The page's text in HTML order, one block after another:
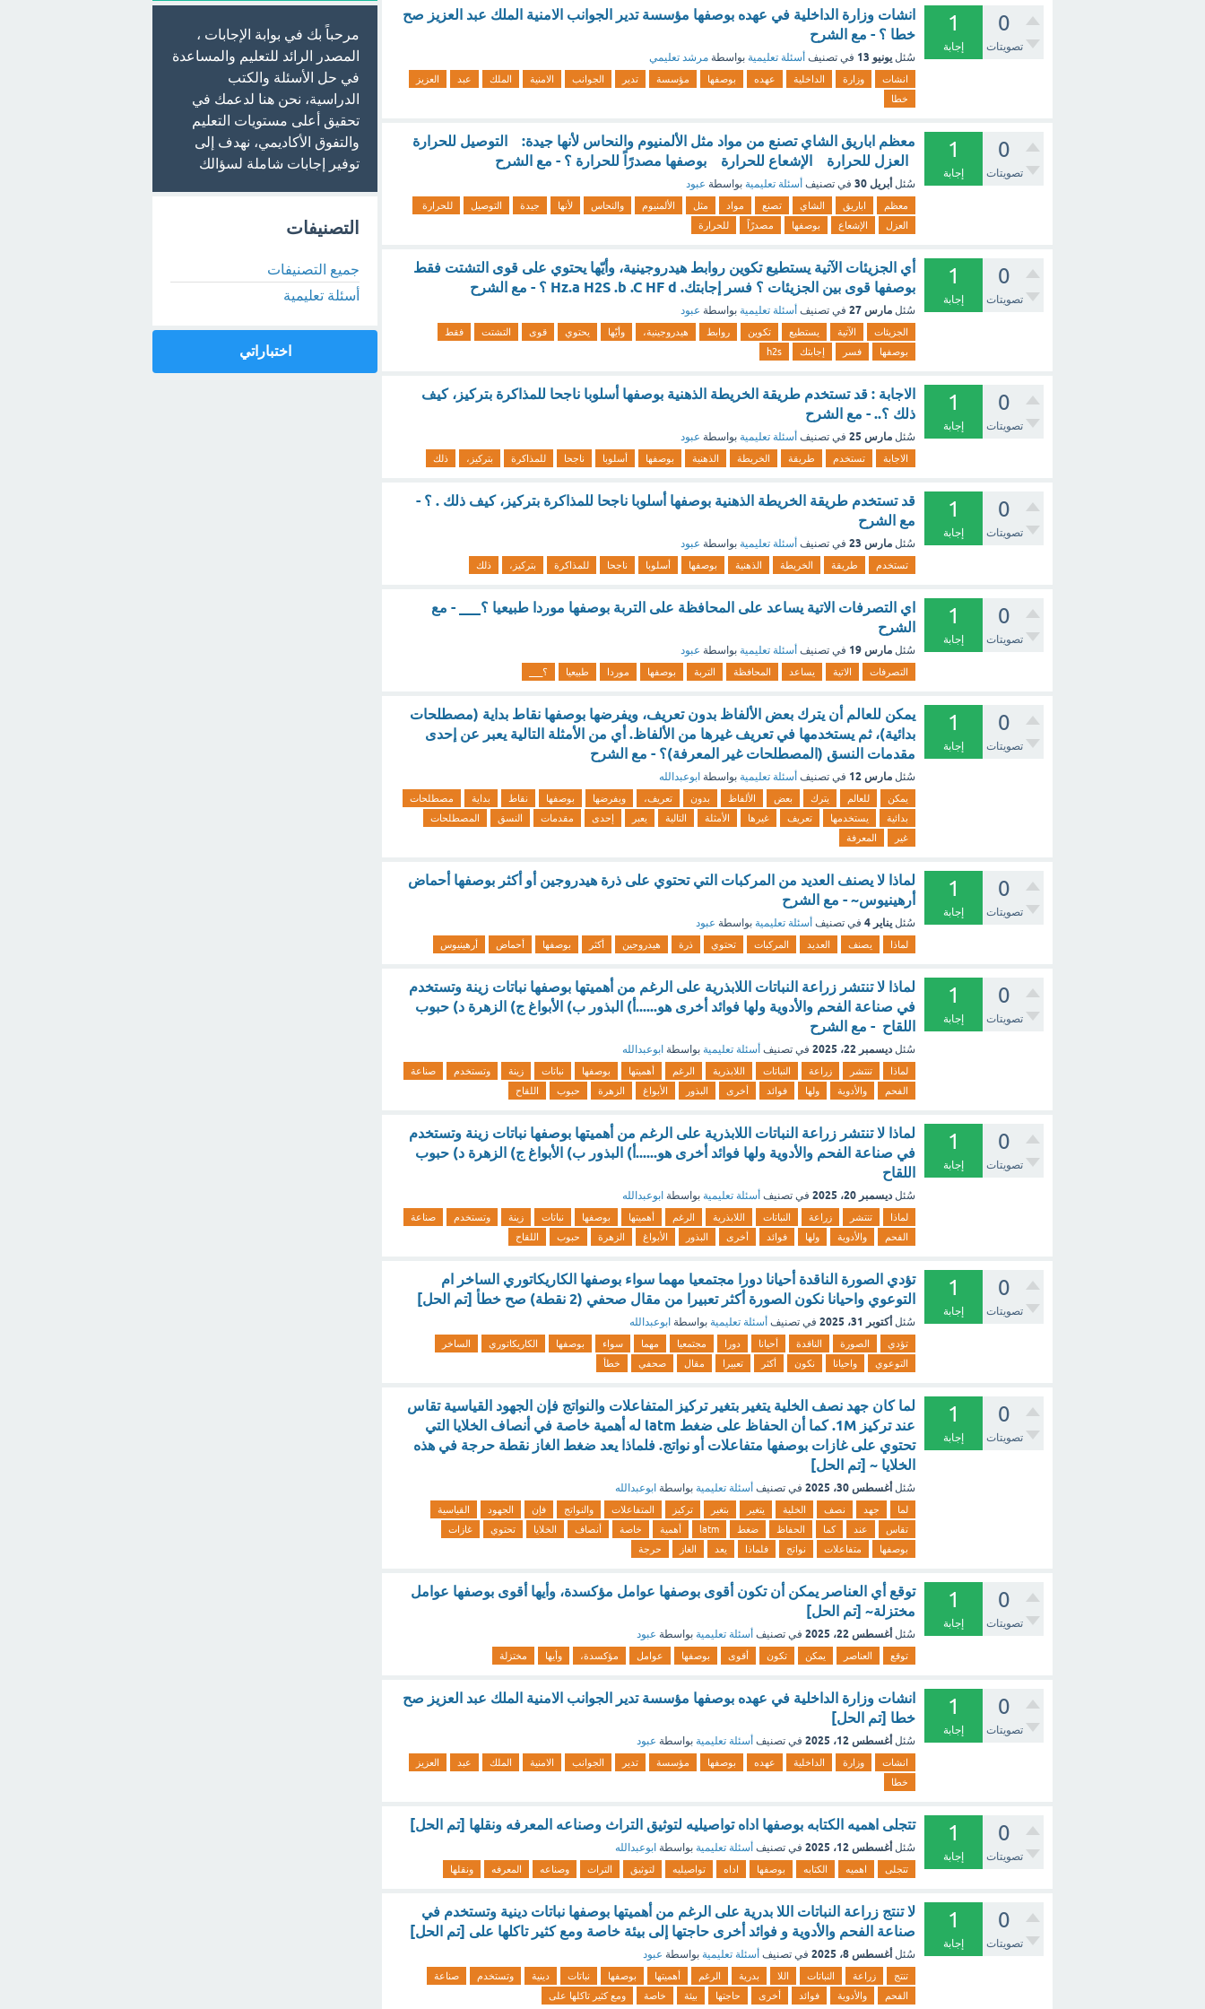
0
تصويتات
1
إجابة
انشات وزارة الداخلية في عهده بوصفها مؤسسة تدير الجوانب الامنية الملك عبد العزيز صح
خطا ؟ - مع الشرح
سُئل يونيو 13 في تصنيف أسئلة تعليمية بواسطة مرشد تعليمي
انشات وزارة الداخلية عهده بوصفها مؤسسة تدير الجوانب الامنية الملك عبد
العزيز
خطا
0
تصويتات
1
إجابة
معظم اباريق الشاي تصنع من مواد مثل الألمنيوم والنحاس لأنها جيدة: التوصيل للحرارة
العزل للحرارة الإشعاع للحرارة بوصفها مصدرًاً للحرارة ؟ - مع الشرح
سُئل أبريل 30 في تصنيف أسئلة تعليمية بواسطة عبود
معظم اباريق الشاي تصنع مواد مثل الألمنيوم والنحاس لأنها جيدة التوصيل
للحرارة
العزل
الإشعاع بوصفها مصدرًاً للحرارة
0
تصويتات
1
إجابة
أي الجزيئات الآتية يستطيع تكوين روابط هيدروجينية، وأيّها يحتوي على قوى التشتت فقط
بوصفها قوى بين الجزيئات ؟ فسر إجابتك. Hz.a H2S .b .C HF d ؟ - مع الشرح
سُئل مارس 27 في تصنيف أسئلة تعليمية بواسطة عبود
الجزيئات الآتية يستطيع تكوين روابط هيدروجينية، وأيّها يحتوي قوى التشتت
فقط
بوصفها
فسر إجابتك h2s
0
تصويتات
1
إجابة
الاجابة : قد تستخدم طريقة الخريطة الذهنية بوصفها أسلوبا ناجحا للمذاكرة بتركيز، كيف
ذلك ؟.. - مع الشرح
سُئل مارس 25 في تصنيف أسئلة تعليمية بواسطة عبود
الاجابة تستخدم طريقة الخريطة الذهنية بوصفها أسلوبا ناجحا للمذاكرة بتركيز، ذلك
0
تصويتات
1
إجابة
قد تستخدم طريقة الخريطة الذهنية بوصفها أسلوبا ناجحا للمذاكرة بتركيز، كيف ذلك . ؟ -
مع الشرح
سُئل مارس 23 في تصنيف أسئلة تعليمية بواسطة عبود
تستخدم طريقة الخريطة الذهنية بوصفها أسلوبا ناجحا للمذاكرة بتركيز، ذلك
0
تصويتات
1
إجابة
اي التصرفات الاتية يساعد على المحافظة على التربة بوصفها موردا طبيعيا ؟___ - مع
الشرح
سُئل مارس 19 في تصنيف أسئلة تعليمية بواسطة عبود
التصرفات الاتية يساعد المحافظة التربة بوصفها موردا طبيعيا ؟___
0
تصويتات
1
إجابة
يمكن للعالم أن يترك بعض الألفاظ بدون تعريف، ويفرضها بوصفها نقاط بداية (مصطلحات
بدائية)، ثم يستخدمها في تعريف غيرها من الألفاظ. أي من الأمثلة التالية يعبر عن إحدى
مقدمات النسق (المصطلحات غير المعرفة)؟ - مع الشرح
سُئل مارس 12 في تصنيف أسئلة تعليمية بواسطة ابوعبدالله
يمكن للعالم يترك بعض الألفاظ بدون تعريف، ويفرضها بوصفها نقاط بداية
مصطلحات
بدائية
يستخدمها تعريف غيرها الأمثلة التالية يعبر إحدى مقدمات النسق
المصطلحات
غير
المعرفة
0
تصويتات
1
إجابة
لماذا لا يصنف العديد من المركبات التي تحتوي على ذرة هيدروجين أو أكثر بوصفها أحماض
أرهينيوس~ - مع الشرح
سُئل يناير 4 في تصنيف أسئلة تعليمية بواسطة عبود
لماذا يصنف العديد المركبات تحتوي ذرة هيدروجين أكثر بوصفها أحماض أرهينيوس
0
تصويتات
1
إجابة
لماذا لا تنتشر زراعة النباتات اللابذرية على الرغم من أهميتها بوصفها نباتات زينة وتستخدم
في صناعة الفحم والأدوية ولها فوائد أخرى هو......أ) البذور ب) الأبواغ ج) الزهرة د) حبوب
اللقاح ‏ - مع الشرح
سُئل ديسمبر 22، 2025 في تصنيف أسئلة تعليمية بواسطة ابوعبدالله
لماذا تنتشر زراعة النباتات اللابذرية الرغم أهميتها بوصفها نباتات زينة وتستخدم
صناعة
الفحم
والأدوية ولها فوائد أخرى البذور الأبواغ الزهرة حبوب اللقاح
0
تصويتات
1
إجابة
لماذا لا تنتشر زراعة النباتات اللابذرية على الرغم من أهميتها بوصفها نباتات زينة وتستخدم
في صناعة الفحم والأدوية ولها فوائد أخرى هو......أ) البذور ب) الأبواغ ج) الزهرة د) حبوب
اللقاح ‏
سُئل ديسمبر 20، 2025 في تصنيف أسئلة تعليمية بواسطة ابوعبدالله
لماذا تنتشر زراعة النباتات اللابذرية الرغم أهميتها بوصفها نباتات زينة وتستخدم
صناعة
الفحم
والأدوية ولها فوائد أخرى البذور الأبواغ الزهرة حبوب اللقاح
0
تصويتات
1
إجابة
تؤدي الصورة الناقدة أحيانا دورا مجتمعيا مهما سواء بوصفها الكاريكاتوري الساخر ام
التوعوي واحيانا نكون الصورة أكثر تعبيرا من مقال صحفي (2 نقطة) صح خطأ [تم الحل]
سُئل أكتوبر 31، 2025 في تصنيف أسئلة تعليمية بواسطة ابوعبدالله
تؤدي الصورة الناقدة أحيانا دورا مجتمعيا مهما سواء بوصفها الكاريكاتوري
الساخر
التوعوي
واحيانا نكون أكثر تعبيرا مقال صحفي خطأ
0
تصويتات
1
إجابة
لما كان جهد نصف الخلية يتغير بتغير تركيز المتفاعلات والنواتج فإن الجهود القياسية تقاس
عند تركيز 1M. كما أن الحفاظ على ضغط latm له أهمية خاصة في أنصاف الخلايا التي
تحتوي على غازات بوصفها متفاعلات أو نواتج. فلماذا يعد ضغط الغاز نقطة حرجة في هذه
الخلايا ~ [تم الحل]
سُئل أغسطس 30، 2025 في تصنيف أسئلة تعليمية بواسطة ابوعبدالله
لما جهد نصف الخلية يتغير بتغير تركيز المتفاعلات والنواتج فإن الجهود
القياسية
تقاس
عند كما الحفاظ ضغط latm أهمية خاصة أنصاف الخلايا تحتوي
غازات
بوصفها
متفاعلات نواتج فلماذا يعد الغاز حرجة
0
تصويتات
1
إجابة
توقع أي العناصر يمكن أن تكون أقوى بوصفها عوامل مؤكسدة، وأيها أقوى بوصفها عوامل
مختزلة~ [تم الحل]
سُئل أغسطس 22، 2025 في تصنيف أسئلة تعليمية بواسطة عبود
توقع العناصر يمكن تكون أقوى بوصفها عوامل مؤكسدة، وأيها مختزلة
0
تصويتات
1
إجابة
انشات وزارة الداخلية في عهده بوصفها مؤسسة تدير الجوانب الامنية الملك عبد العزيز صح
خطا [تم الحل]
سُئل أغسطس 12، 2025 في تصنيف أسئلة تعليمية بواسطة عبود
انشات وزارة الداخلية عهده بوصفها مؤسسة تدير الجوانب الامنية الملك عبد
العزيز
خطا
0
تصويتات
1
إجابة
تتجلى اهميه الكتابه بوصفها اداه تواصيليه لتوثيق التراث وصناعه المعرفه ونقلها [تم الحل]
سُئل أغسطس 12، 2025 في تصنيف أسئلة تعليمية بواسطة ابوعبدالله
تتجلى اهميه الكتابه بوصفها اداه تواصيليه لتوثيق التراث وصناعه المعرفه ونقلها
0
تصويتات
1
إجابة
لا تنتج زراعة النباتات اللا بدرية على الرغم من أهميتها بوصفها نباتات دينية وتستخدم في
صناعة الفحم والأدوية و فوائد أخرى حاجتها إلى بيئة خاصة ومع كثير تاكلها على [تم الحل]
سُئل أغسطس 8، 2025 في تصنيف أسئلة تعليمية بواسطة عبود
تنتج زراعة النباتات اللا بدرية الرغم أهميتها بوصفها نباتات دينية وتستخدم
صناعة
الفحم
والأدوية فوائد أخرى حاجتها بيئة خاصة ومع كثير تاكلها على
مرحباً بك في بوابة الإجابات ،
المصدر الرائد للتعليم والمساعدة
في حل الأسئلة والكتب
الدراسية، نحن هنا لدعمك في
تحقيق أعلى مستويات التعليم
والتفوق الأكاديمي، نهدف إلى
توفير إجابات شاملة لسؤالك
التصنيفات
جميع التصنيفات
أسئلة تعليمية
اختباراتي